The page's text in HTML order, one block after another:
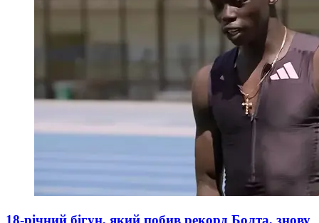
18-річний бігун, який побив рекорд Болта, знову